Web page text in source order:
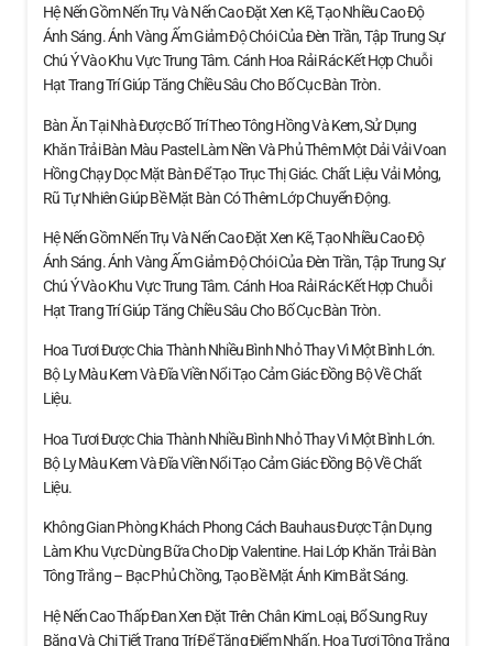
Hệ Nến Gồm Nến Trụ Và Nến Cao Đặt Xen Kẽ, Tạo Nhiều Cao Độ
Ánh Sáng. Ánh Vàng Ấm Giảm Độ Chói Của Đèn Trần, Tập Trung Sự
Chú Ý Vào Khu Vực Trung Tâm. Cánh Hoa Rải Rác Kết Hợp Chuỗi
Hạt Trang Trí Giúp Tăng Chiều Sâu Cho Bố Cục Bàn Tròn.
Bàn Ăn Tại Nhà Được Bố Trí Theo Tông Hồng Và Kem, Sử Dụng
Khăn Trải Bàn Màu Pastel Làm Nền Và Phủ Thêm Một Dải Vải Voan
Hồng Chạy Dọc Mặt Bàn Để Tạo Trục Thị Giác. Chất Liệu Vải Mỏng,
Rũ Tự Nhiên Giúp Bề Mặt Bàn Có Thêm Lớp Chuyển Động.
Hệ Nến Gồm Nến Trụ Và Nến Cao Đặt Xen Kẽ, Tạo Nhiều Cao Độ
Ánh Sáng. Ánh Vàng Ấm Giảm Độ Chói Của Đèn Trần, Tập Trung Sự
Chú Ý Vào Khu Vực Trung Tâm. Cánh Hoa Rải Rác Kết Hợp Chuỗi
Hạt Trang Trí Giúp Tăng Chiều Sâu Cho Bố Cục Bàn Tròn.
Hoa Tươi Được Chia Thành Nhiều Bình Nhỏ Thay Vì Một Bình Lớn.
Bộ Ly Màu Kem Và Đĩa Viền Nổi Tạo Cảm Giác Đồng Bộ Về Chất
Liệu.
Hoa Tươi Được Chia Thành Nhiều Bình Nhỏ Thay Vì Một Bình Lớn.
Bộ Ly Màu Kem Và Đĩa Viền Nổi Tạo Cảm Giác Đồng Bộ Về Chất
Liệu.
Không Gian Phòng Khách Phong Cách Bauhaus Được Tận Dụng
Làm Khu Vực Dùng Bữa Cho Dịp Valentine. Hai Lớp Khăn Trải Bàn
Tông Trắng – Bạc Phủ Chồng, Tạo Bề Mặt Ánh Kim Bắt Sáng.
Hệ Nến Cao Thấp Đan Xen Đặt Trên Chân Kim Loại, Bổ Sung Ruy
Băng Và Chi Tiết Trang Trí Để Tăng Điểm Nhấn. Hoa Tươi Tông Trắng